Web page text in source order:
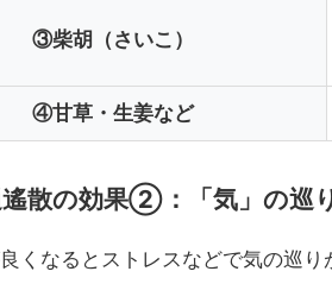
③柴胡（さいこ）
④甘草・生姜など
遙散の効果②：「気」の巡
くなるとストレスなどで気の巡